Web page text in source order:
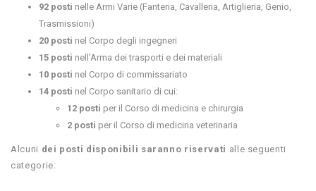
92 posti nelle Armi Varie (Fanteria, Cavalleria, Artiglieria, Genio,
Trasmissioni)
20 posti nel Corpo degli ingegneri
15 posti nell’Arma dei trasporti e dei materiali
10 posti nel Corpo di commissariato
14 posti nel Corpo sanitario di cui:
12 posti per il Corso di medicina e chirurgia
2 posti per il Corso di medicina veterinaria
Alcuni dei posti disponibili saranno riservati alle seguenti
categorie: